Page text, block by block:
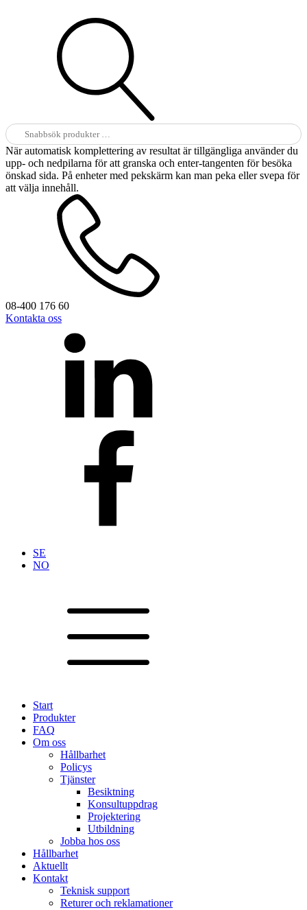
Sök
efter:
När automatisk komplettering av resultat är tillgängliga använder du
upp- och nedpilarna för att granska och enter-tangenten för besöka
önskad sida. På enheter med pekskärm kan man peka eller svepa för
att välja innehåll.
08-400 176 60
Kontakta oss
SE
NO
Start
Produkter
FAQ
Om oss
Hållbarhet
Policys
Tjänster
Besiktning
Konsultuppdrag
Projektering
Utbildning
Jobba hos oss
Hållbarhet
Aktuellt
Kontakt
Teknisk support
Returer och reklamationer